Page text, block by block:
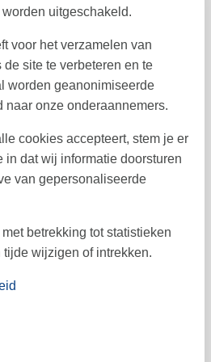
21 22 23 24
28 29 30 31
Aankomst mogelijk
uitgeschakeld.
voor het verzamelen van
site te verbeteren en te
worden geanonimiseerde
naar onze onderaannemers.
cookies accepteert, stem je er
in dat wij informatie doorsturen
van gepersonaliseerde
betrekking tot statistieken
wijzigen of intrekken.